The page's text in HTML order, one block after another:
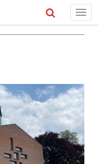
Toggle